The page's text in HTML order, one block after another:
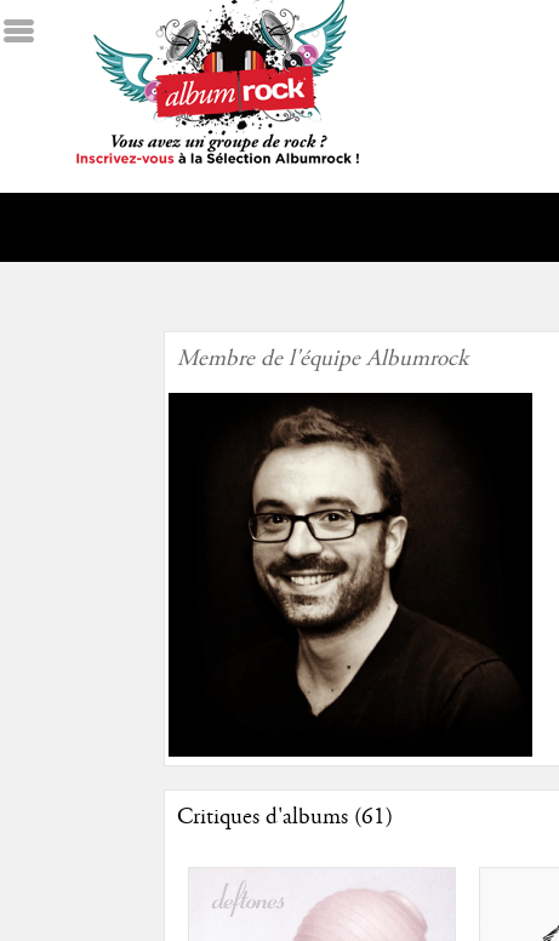
Membre de l'équipe Albumrock
Critiques d'albums (61)